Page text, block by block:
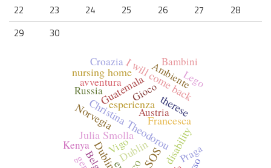
22
23 24 25 26 27
28
29
30
Christina Theodoroudisability
Dublin
Dublino
esperienza
Francesca
GuatemalaI will come back
Julia Smolla
Norvegia
nursing home
therese
Ambiente
Austria
avventura
Bambini
Croazia
Gioco
Kenya
Lego
Praga
Russia
Vigo